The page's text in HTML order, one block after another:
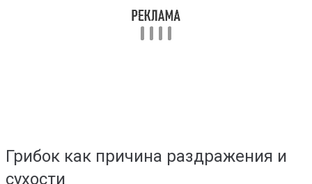
Грибок как причина раздражения и
сухости